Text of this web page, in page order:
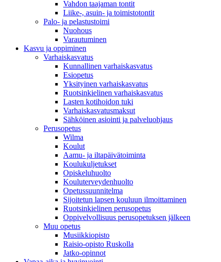
Vahdon taajaman tontit
Liike-, asuin- ja toimistotontit
Palo- ja pelastustoimi
Nuohous
Varautuminen
Kasvu ja oppiminen
Varhaiskasvatus
Kunnallinen varhaiskasvatus
Esiopetus
Yksityinen varhaiskasvatus
Ruotsinkielinen varhaiskasvatus
Lasten kotihoidon tuki
Varhaiskasvatusmaksut
Sähköinen asiointi ja palveluohjaus
Perusopetus
Wilma
Koulut
Aamu- ja iltapäivätoiminta
Koulukuljetukset
Opiskeluhuolto
Kouluterveydenhuolto
Opetussuunnitelma
Sijoitetun lapsen kouluun ilmoittaminen
Ruotsinkielinen perusopetus
Oppivelvollisuus perusopetuksen jälkeen
Muu opetus
Musiikkiopisto
Raisio-opisto Ruskolla
Jatko-opinnot